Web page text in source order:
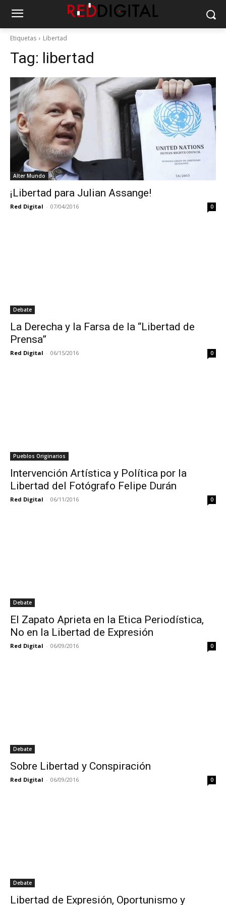
Etiquetas Libertad
Tag: libertad
Alter Mundo
¡Libertad para Julian Assange!
Red Digital - 07/04/2016 0
Debate
La Derecha y la Farsa de la “Libertad de
Prensa”
Red Digital - 06/15/2016 0
Pueblos Originarios
Intervención Artística y Política por la
Libertad del Fotógrafo Felipe Durán
Red Digital - 06/11/2016 0
Debate
El Zapato Aprieta en la Etica Periodística,
No en la Libertad de Expresión
Red Digital - 06/09/2016 0
Debate
Sobre Libertad y Conspiración
Red Digital - 06/09/2016 0
Debate
Libertad de Expresión, Oportunismo y